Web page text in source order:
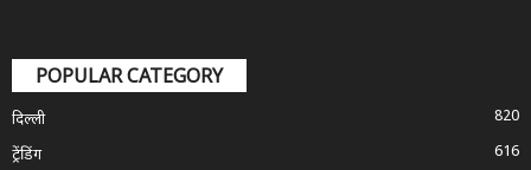
POPULAR CATEGORY
दिल्ली
820
ट्रेंडिंग
616